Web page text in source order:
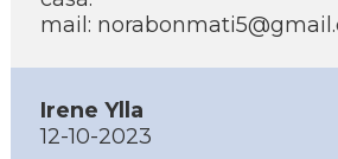
mail:
Irene Ylla
12-10-2023